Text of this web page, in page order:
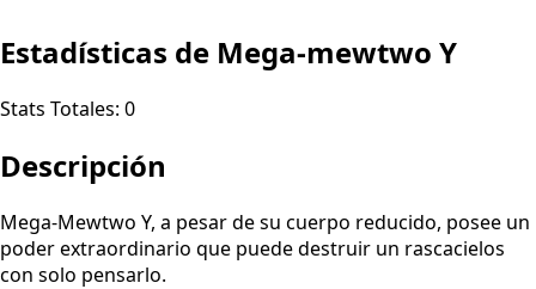
Estadísticas de Mega-mewtwo Y
Stats Totales: 0
Descripción
Mega-Mewtwo Y, a pesar de su cuerpo reducido, posee un
poder extraordinario que puede destruir un rascacielos
con solo pensarlo.